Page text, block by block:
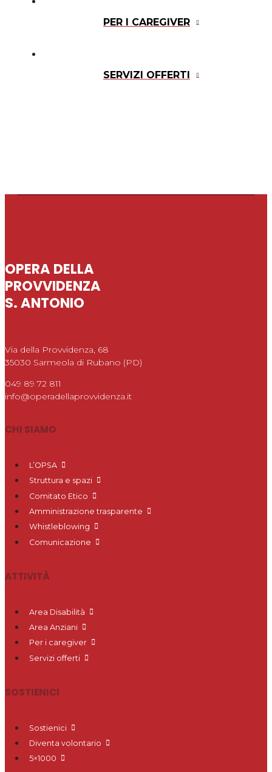
PER I CAREGIVER
SERVIZI OFFERTI
OPERA DELLA
PROVVIDENZA
S. ANTONIO
Via della Provvidenza, 68
35030 Sarmeola di Rubano (PD)
049 89 72 811
info@operadellaprovvidenza.it
CHI SIAMO
L’OPSA
Struttura e spazi
Comitato Etico
Amministrazione trasparente
Whistleblowing
Comunicazione
ATTIVITÀ
Area Disabilità
Area Anziani
Per i caregiver
Servizi offerti
SOSTIENICI
Sostienici
Diventa volontario
5×1000